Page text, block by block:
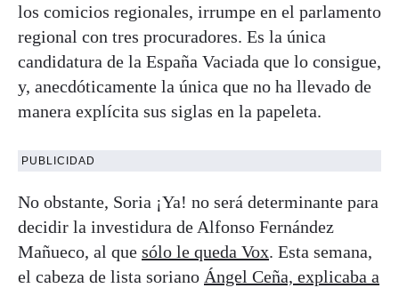
los comicios regionales, irrumpe en el parlamento
regional con tres procuradores. Es la única
candidatura de la España Vaciada que lo consigue,
y, anecdóticamente la única que no ha llevado de
manera explícita sus siglas en la papeleta.
PUBLICIDAD
No obstante, Soria ¡Ya! no será determinante para
decidir la investidura de Alfonso Fernández
Mañueco, al que sólo le queda Vox. Esta semana,
el cabeza de lista soriano Ángel Ceña, explicaba a